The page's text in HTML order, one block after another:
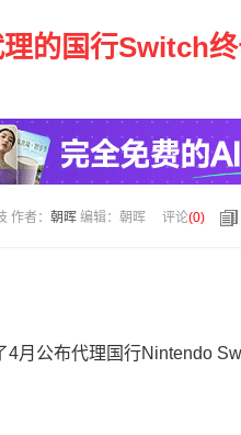
的国行Switch终
作者： 朝晖 编辑：朝晖 评论(0)
4月公布代理国行Nintendo